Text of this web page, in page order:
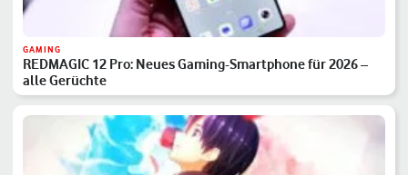
GAMING
REDMAGIC 12 Pro: Neues Gaming-Smartphone für 2026 –
alle Gerüchte